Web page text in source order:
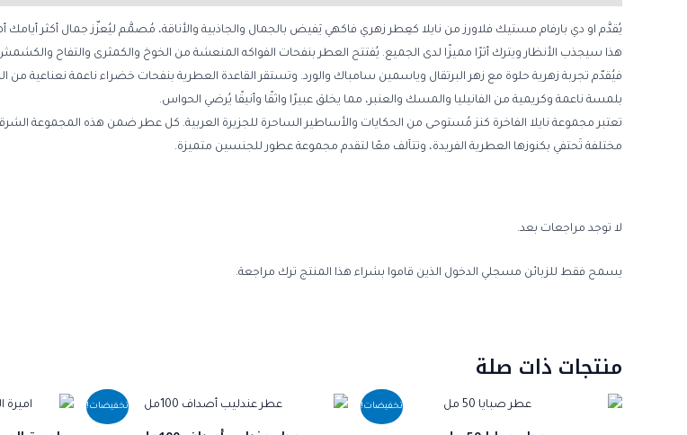
يُقدَّم او دي بارفام مستيك فلاورز من نايلا كعِطر زهري فاكهي يَفيض بالجمال والجاذبية والأناقة، مُصمَّم ليُعزّز جمال أكثر أيامك
هذا سيجذب الأنظار ويترك أثرًا مميزًا لدى الجميع. يُفتتح العطر بنفحات الفواكه المنعشة من الخوخ والكمثرى والتفاح
فيُقدّم تجربة زهرية حلوة مع زهر البرتقال وياسمين سامباك والورد. وتستقر القاعدة العطرية بنفحات خضراء ناعمة نعناعية
بلمسة ناعمة وكريمية من الفانيليا والمسك والعنبر، مما يخلق عبيرًا واثقًا وأنيقًا يُرضي الحواس.
تعتبر مجموعة نايلا الفاخرة كنز مُستوحى من الحكايات والأساطير الساحرة للجزيرة العربية. كل عطر ضمن هذه المجموعة
مختلفة تَحتفي بكنوزها العطرية الفريدة، وتتآلف معًا لتقدم مجموعة عطور للجنسين متميزة.
لا توجد مراجعات بعد.
يسمح فقط للزبائن مسجلي الدخول الذين قاموا بشراء هذا المنتج ترك مراجعة.
منتجات ذات صلة
تخفيضات!
السعر
هو:
تخفيضات!
السعر
هو:
السعر
هو: